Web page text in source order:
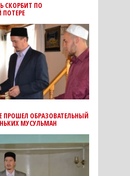
СКОРБИТ ПО
ПРОШЕЛ ОБРАЗОВАТЕЛЬНЫЙ
МУСУЛЬМАН